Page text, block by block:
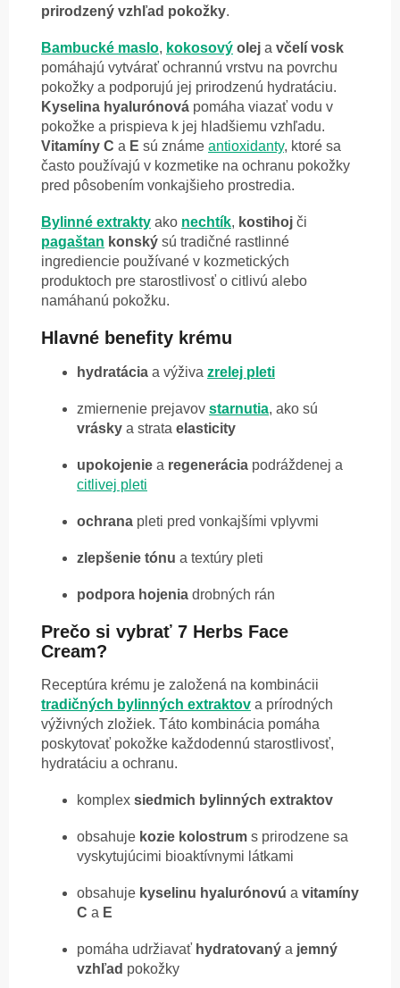
prirodzený vzhľad pokožky.
Bambucké maslo, kokosový olej a včelí vosk
pomáhajú vytvárať ochrannú vrstvu na povrchu
pokožky a podporujú jej prirodzenú hydratáciu.
Kyselina hyalurónová pomáha viazať vodu v
pokožke a prispieva k jej hladšiemu vzhľadu.
Vitamíny C a E sú známe antioxidanty, ktoré sa
často používajú v kozmetike na ochranu pokožky
pred pôsobením vonkajšieho prostredia.
Bylinné extrakty ako nechtík, kostihoj či
pagaštan konský sú tradičné rastlinné
ingrediencie používané v kozmetických
produktoch pre starostlivosť o citlivú alebo
namáhanú pokožku.
Hlavné benefity krému
hydratácia a výživa zrelej pleti
zmiernenie prejavov starnutia, ako sú
vrásky a strata elasticity
upokojenie a regenerácia podráždenej a
citlivej pleti
ochrana pleti pred vonkajšími vplyvmi
zlepšenie tónu a textúry pleti
podpora hojenia drobných rán
Prečo si vybrať 7 Herbs Face
Cream?
Receptúra krému je založená na kombinácii
tradičných bylinných extraktov a prírodných
výživných zložiek. Táto kombinácia pomáha
poskytovať pokožke každodennú starostlivosť,
hydratáciu a ochranu.
komplex siedmich bylinných extraktov
obsahuje kozie kolostrum s prirodzene sa
vyskytujúcimi bioaktívnymi látkami
obsahuje kyselinu hyalurónovú a vitamíny
C a E
pomáha udržiavať hydratovaný a jemný
vzhľad pokožky